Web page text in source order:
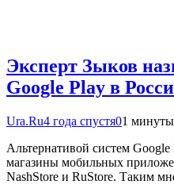
Эксперт Зыков
Google Play в
Ura.Ru4 года спустя01 минуты
Альтернативой систем Google
магазины мобильных
NashStore и RuStore. Таким